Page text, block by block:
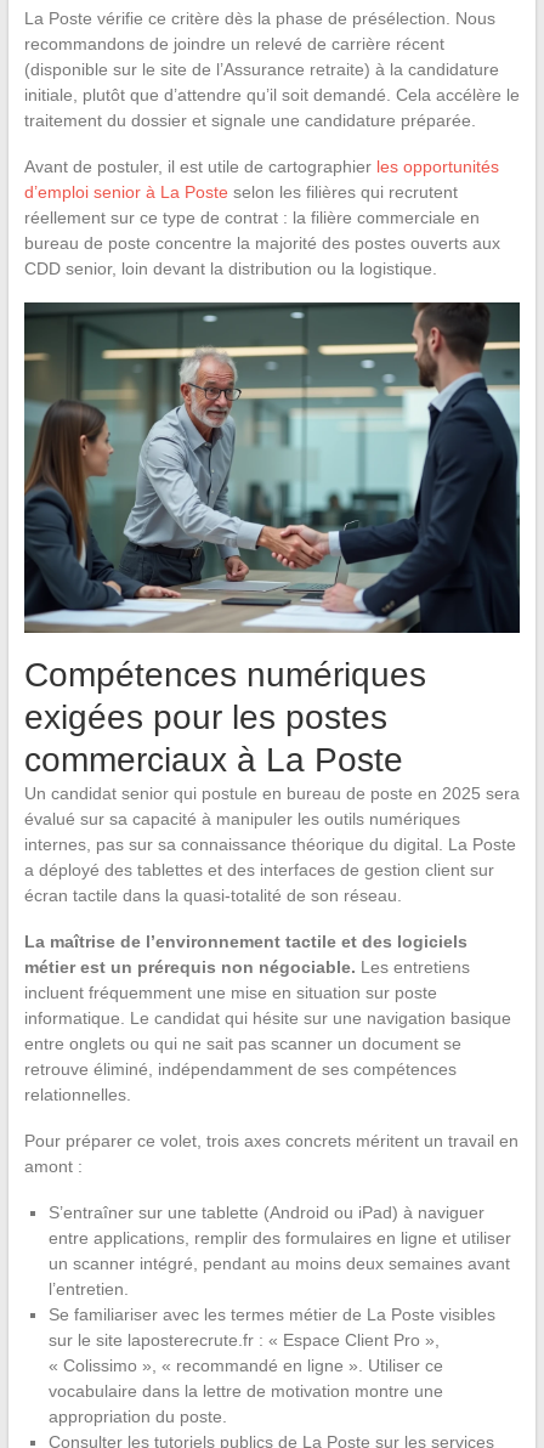
La Poste vérifie ce critère dès la phase de présélection. Nous
recommandons de joindre un relevé de carrière récent
(disponible sur le site de l’Assurance retraite) à la candidature
initiale, plutôt que d’attendre qu’il soit demandé. Cela accélère le
traitement du dossier et signale une candidature préparée.
Avant de postuler, il est utile de cartographier les opportunités
d’emploi senior à La Poste selon les filières qui recrutent
réellement sur ce type de contrat : la filière commerciale en
bureau de poste concentre la majorité des postes ouverts aux
CDD senior, loin devant la distribution ou la logistique.
Compétences numériques
exigées pour les postes
commerciaux à La Poste
Un candidat senior qui postule en bureau de poste en 2025 sera
évalué sur sa capacité à manipuler les outils numériques
internes, pas sur sa connaissance théorique du digital. La Poste
a déployé des tablettes et des interfaces de gestion client sur
écran tactile dans la quasi-totalité de son réseau.
La maîtrise de l’environnement tactile et des logiciels
métier est un prérequis non négociable. Les entretiens
incluent fréquemment une mise en situation sur poste
informatique. Le candidat qui hésite sur une navigation basique
entre onglets ou qui ne sait pas scanner un document se
retrouve éliminé, indépendamment de ses compétences
relationnelles.
Pour préparer ce volet, trois axes concrets méritent un travail en
amont :
S’entraîner sur une tablette (Android ou iPad) à naviguer
entre applications, remplir des formulaires en ligne et utiliser
un scanner intégré, pendant au moins deux semaines avant
l’entretien.
Se familiariser avec les termes métier de La Poste visibles
sur le site laposterecrute.fr : « Espace Client Pro »,
« Colissimo », « recommandé en ligne ». Utiliser ce
vocabulaire dans la lettre de motivation montre une
appropriation du poste.
Consulter les tutoriels publics de La Poste sur les services